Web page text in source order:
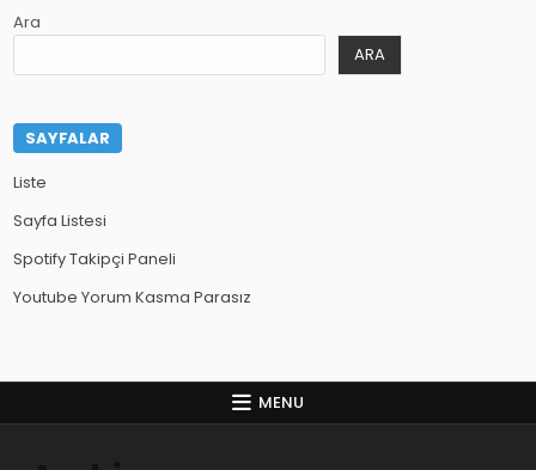
Ara
ARA
SAYFALAR
Liste
Sayfa Listesi
Spotify Takipçi Paneli
Youtube Yorum Kasma Parasız
MENU